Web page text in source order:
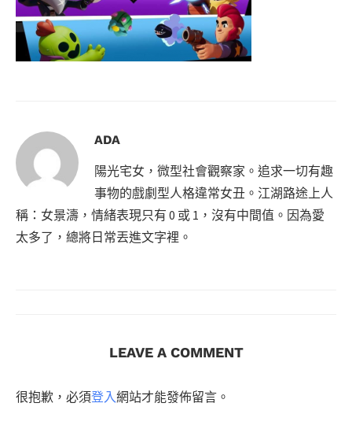
ADA
陽光宅女，微型社會觀察家。追求一切有趣
事物的戲劇型人格違常女丑。江湖路途上人
稱：女景濤，情緒表現只有 0 或 1，沒有中間值。因為愛
太多了，總將日常丟進文字裡。
LEAVE A COMMENT
很抱歉，必須登入網站才能發佈留言。